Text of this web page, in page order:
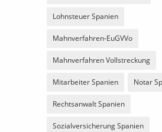
Lohnsteuer Spanien
Mahnverfahren-EuGVVo
Mahnverfahren Vollstreckung
Mitarbeiter Spanien Notar
Rechtsanwalt Spanien
Sozialversicherung Spanien